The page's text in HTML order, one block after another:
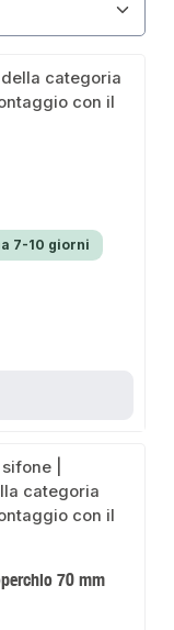
7-10 giorni
70 mm